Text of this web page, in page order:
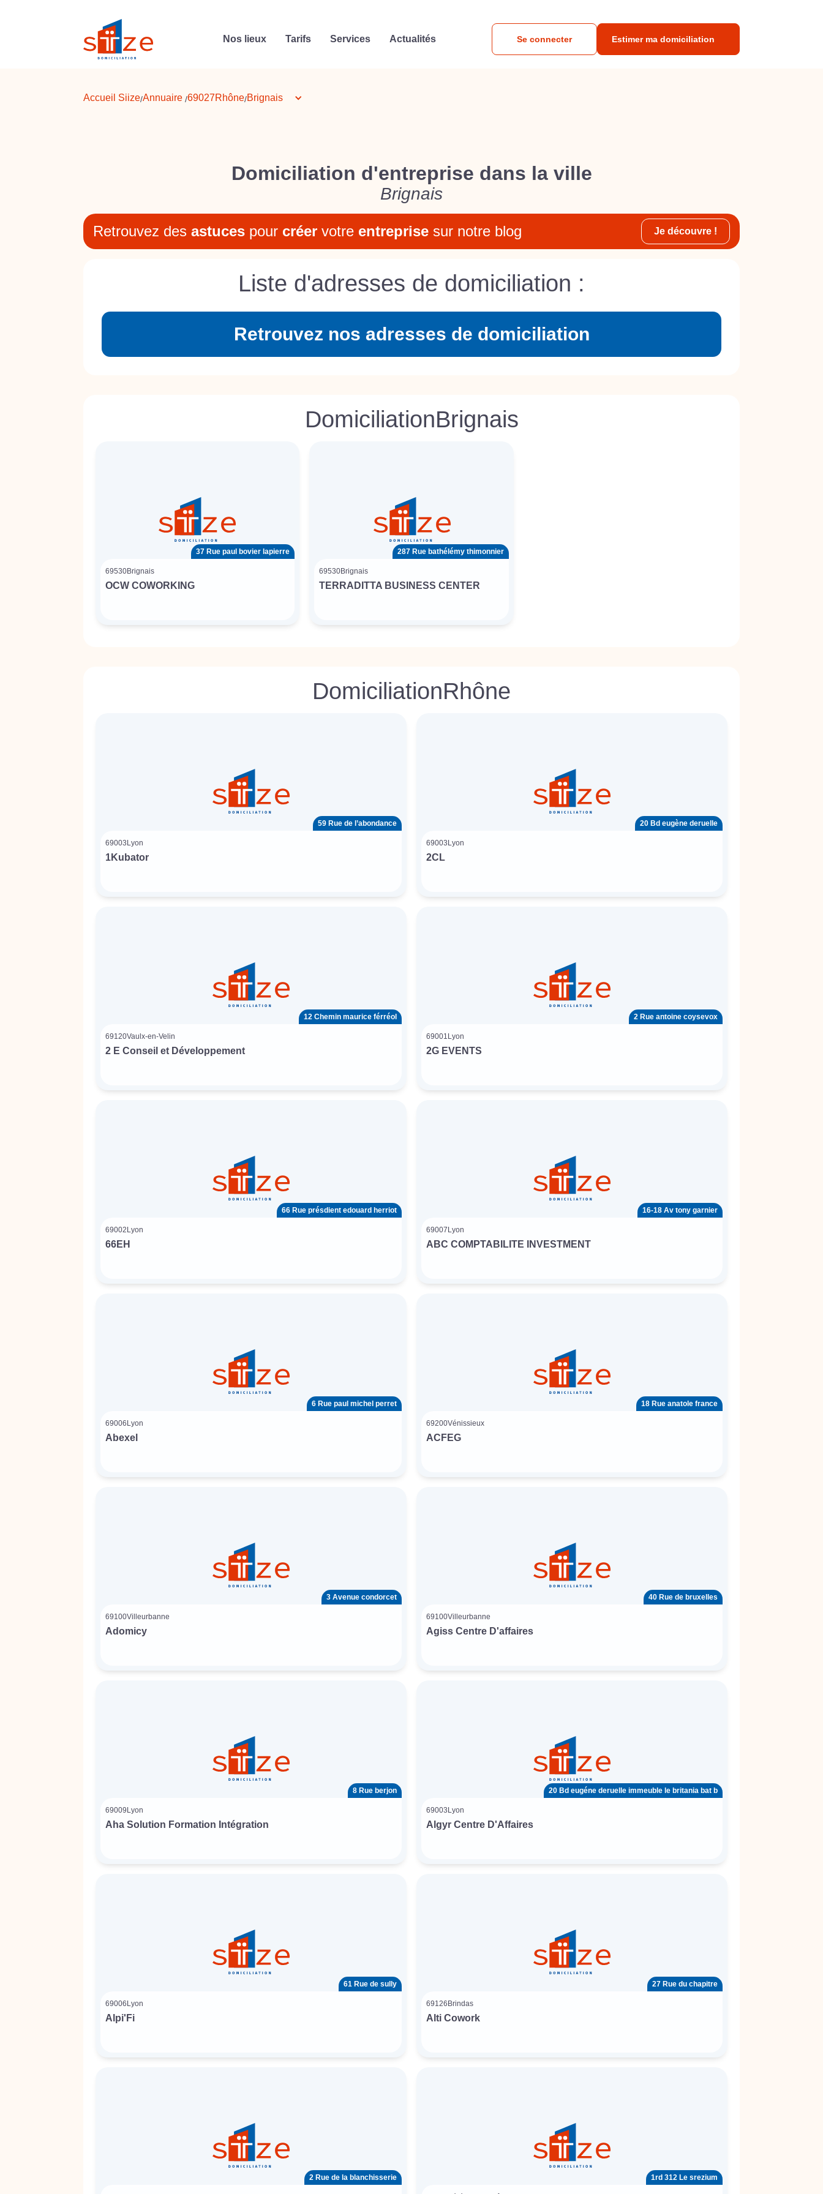
Nos lieux Tarifs Services Actualités Se connecter Estimer ma domiciliation
Accueil Siize/Annuaire /69027Rhône/Brignais
Domiciliation d'entreprise dans la ville
Brignais
Retrouvez des astuces pour créer votre entreprise sur notre blog Je découvre !
Liste d'adresses de domiciliation :
Retrouvez nos adresses de domiciliation
DomiciliationBrignais
37 Rue paul bovier lapierre
69530Brignais
OCW COWORKING
287 Rue bathélémy thimonnier
69530Brignais
TERRADITTA BUSINESS CENTER
DomiciliationRhône
59 Rue de l’abondance
69003 Lyon
1Kubator
20 Bd eugène deruelle
69003 Lyon
2CL
12 Chemin maurice férréol
69120Vaulx-en-Velin
2 E Conseil et Développement
2 Rue antoine coysevox
69001 Lyon
2G EVENTS
66 Rue présdient edouard herriot
69002 Lyon
66EH
16-18 Av tony garnier
69007 Lyon
ABC COMPTABILITE INVESTMENT
6 Rue paul michel perret
69006 Lyon
Abexel
18 Rue anatole france
69200Vénissieux
ACFEG
3 Avenue condorcet
69100Villeurbanne
Adomicy
40 Rue de bruxelles
69100Villeurbanne
Agiss Centre D'affaires
8 Rue berjon
69009 Lyon
Aha Solution Formation Intégration
20 Bd eugéne deruelle immeuble le britania bat b
69003 Lyon
Algyr Centre D'Affaires
61 Rue de sully
69006 Lyon
Alpi'Fi
27 Rue du chapitre
69126 Brindas
Alti Cowork
2 Rue de la blanchisserie 1rd 312 Le srezium